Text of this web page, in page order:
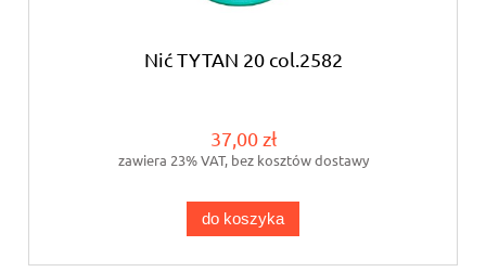
Nić TYTAN 20 col.2582
37,00 zł
zawiera 23% VAT, bez kosztów dostawy
do koszyka